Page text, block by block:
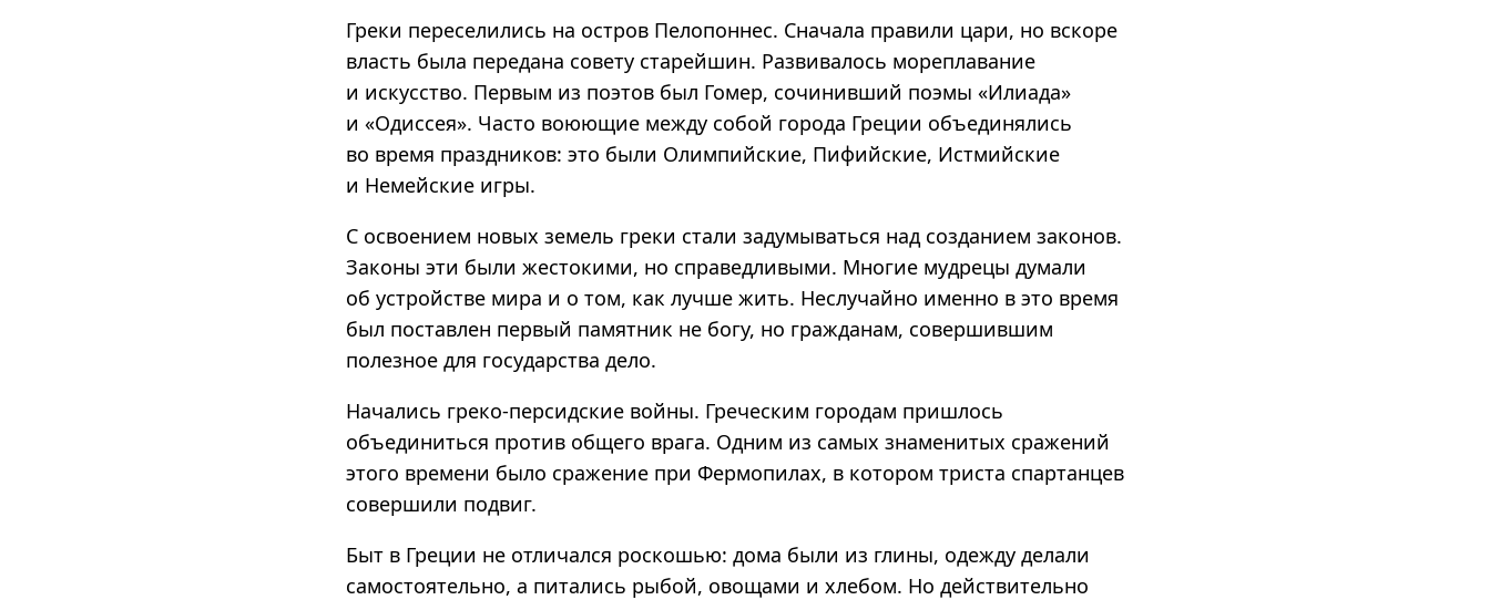
Греки переселились на остров Пелопоннес. Сначала правили цари, но вскоре
власть была передана совету старейшин. Развивалось мореплавание
и искусство. Первым из поэтов был Гомер, сочинивший поэмы «Илиада»
и «Одиссея». Часто воюющие между собой города Греции объединялись
во время праздников: это были Олимпийские, Пифийские, Истмийские
и Немейские игры.
С освоением новых земель греки стали задумываться над созданием законов.
Законы эти были жестокими, но справедливыми. Многие мудрецы думали
об устройстве мира и о том, как лучше жить. Неслучайно именно в это время
был поставлен первый памятник не богу, но гражданам, совершившим
полезное для государства дело.
Начались греко-персидские войны. Греческим городам пришлось
объединиться против общего врага. Одним из самых знаменитых сражений
этого времени было сражение при Фермопилах, в котором триста спартанцев
совершили подвиг.
Быт в Греции не отличался роскошью: дома были из глины, одежду делали
самосто­ятельно, а питались рыбой, овощами и хлебом. Но действительно